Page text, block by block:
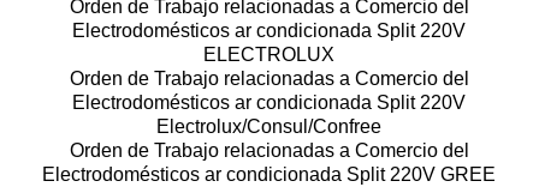
Orden de Trabajo relacionadas a Comercio del
Electrodomésticos ar condicionada Split 220V
ELECTROLUX
Orden de Trabajo relacionadas a Comercio del
Electrodomésticos ar condicionada Split 220V
Electrolux/Consul/Confree
Orden de Trabajo relacionadas a Comercio del
Electrodomésticos ar condicionada Split 220V GREE